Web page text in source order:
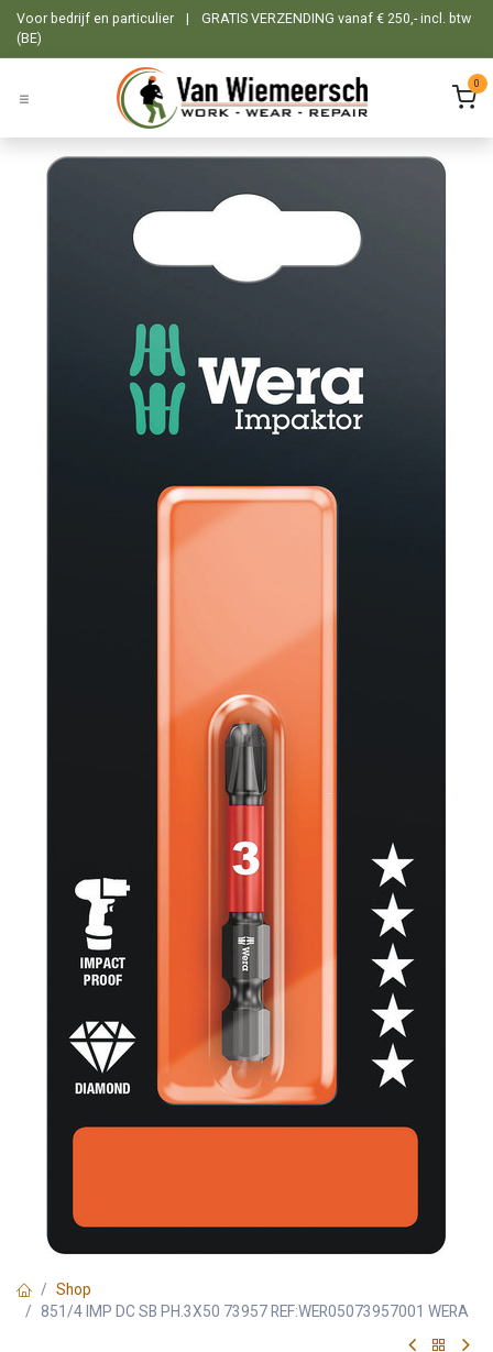
Overslaan naar inhoud
Voor bedrijf en particulier |
GRATIS VERZENDING vanaf € 250,- incl. btw
(BE)
0
Shop
851/4 IMP DC SB PH.3X50 73957 REF:WER05073957001 WERA